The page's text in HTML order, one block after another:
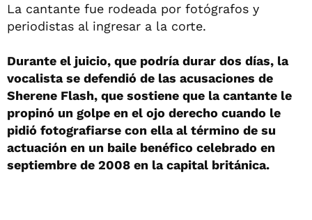
La cantante fue rodeada por fotógrafos y
periodistas al ingresar a la corte.
Durante el juicio, que podría durar dos días, la
vocalista se defendió de las acusaciones de
Sherene Flash, que sostiene que la cantante le
propinó un golpe en el ojo derecho cuando le
pidió fotografiarse con ella al término de su
actuación en un baile benéfico celebrado en
septiembre de 2008 en la capital británica.